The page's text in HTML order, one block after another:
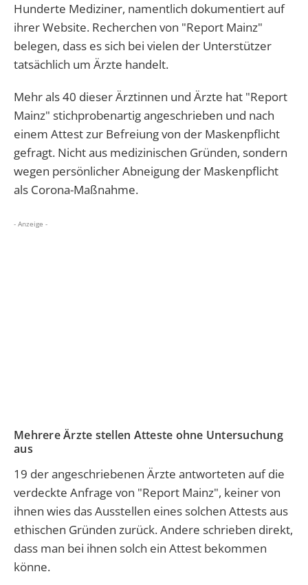
Hunderte Mediziner, namentlich dokumentiert auf
ihrer Website. Recherchen von "Report Mainz"
belegen, dass es sich bei vielen der Unterstützer
tatsächlich um Ärzte handelt.
Mehr als 40 dieser Ärztinnen und Ärzte hat "Report
Mainz" stichprobenartig angeschrieben und nach
einem Attest zur Befreiung von der Maskenpflicht
gefragt. Nicht aus medizinischen Gründen, sondern
wegen persönlicher Abneigung der Maskenpflicht
als Corona-Maßnahme.
- Anzeige -
Mehrere Ärzte stellen Atteste ohne Untersuchung
aus
19 der angeschriebenen Ärzte antworteten auf die
verdeckte Anfrage von "Report Mainz", keiner von
ihnen wies das Ausstellen eines solchen Attests aus
ethischen Gründen zurück. Andere schrieben direkt,
dass man bei ihnen solch ein Attest bekommen
könne.